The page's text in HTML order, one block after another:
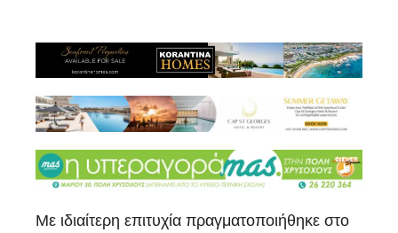
Με ιδιαίτερη επιτυχία πραγματοποιήθηκε στο